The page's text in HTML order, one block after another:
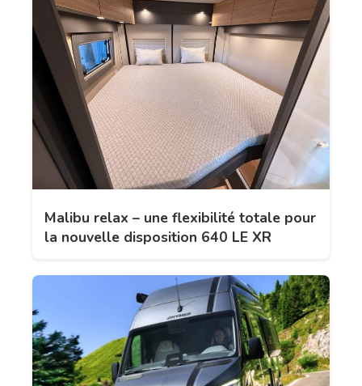
Malibu relax – une flexibilité totale pour
la nouvelle disposition 640 LE XR